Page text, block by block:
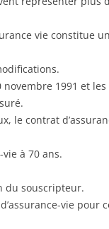
vie constitue
1991 et
le contrat
à 70 ans.
du souscripteur.
vie pour